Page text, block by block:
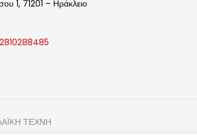
1, 71201 – Ηράκλειο
ΤΕΧΝΗ